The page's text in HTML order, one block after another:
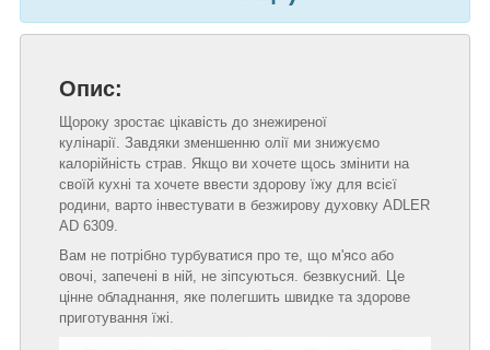
Опис:
Щороку зростає цікавість до знежиреної
кулінарії. Завдяки зменшенню олії ми знижуємо
калорійність страв. Якщо ви хочете щось змінити на
своїй кухні та хочете ввести здорову їжу для всієї
родини, варто інвестувати в безжирову духовку ADLER
AD 6309.
Вам не потрібно турбуватися про те, що м'ясо або
овочі, запечені в ній, не зіпсуються. безвкусний. Це
цінне обладнання, яке полегшить швидке та здорове
приготування їжі.